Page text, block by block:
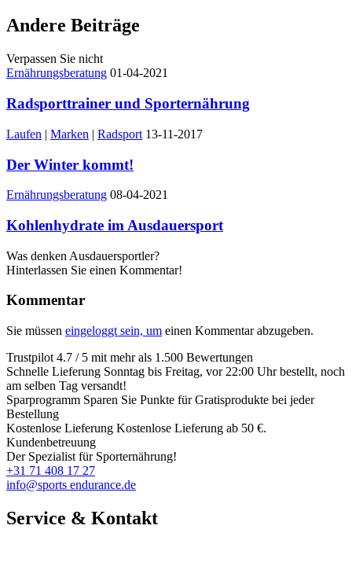
Andere Beiträge
Verpassen Sie nicht
Ernährungsberatung 01-04-2021
Radsporttrainer und Sporternährung
Laufen | Marken | Radsport 13-11-2017
Der Winter kommt!
Ernährungsberatung 08-04-2021
Kohlenhydrate im Ausdauersport
Was denken Ausdauersportler?
Hinterlassen Sie einen Kommentar!
Kommentar
Sie müssen eingeloggt sein, um einen Kommentar abzugeben.
Trustpilot 4.7 / 5 mit mehr als 1.500 Bewertungen
Schnelle Lieferung Sonntag bis Freitag, vor 22:00 Uhr bestellt, noch
am selben Tag versandt!
Sparprogramm Sparen Sie Punkte für Gratisprodukte bei jeder
Bestellung
Kostenlose Lieferung Kostenlose Lieferung ab 50 €.
Kundenbetreuung
Der Spezialist für Sporternährung!
+31 71 408 17 27
info@sports endurance.de
Service & Kontakt